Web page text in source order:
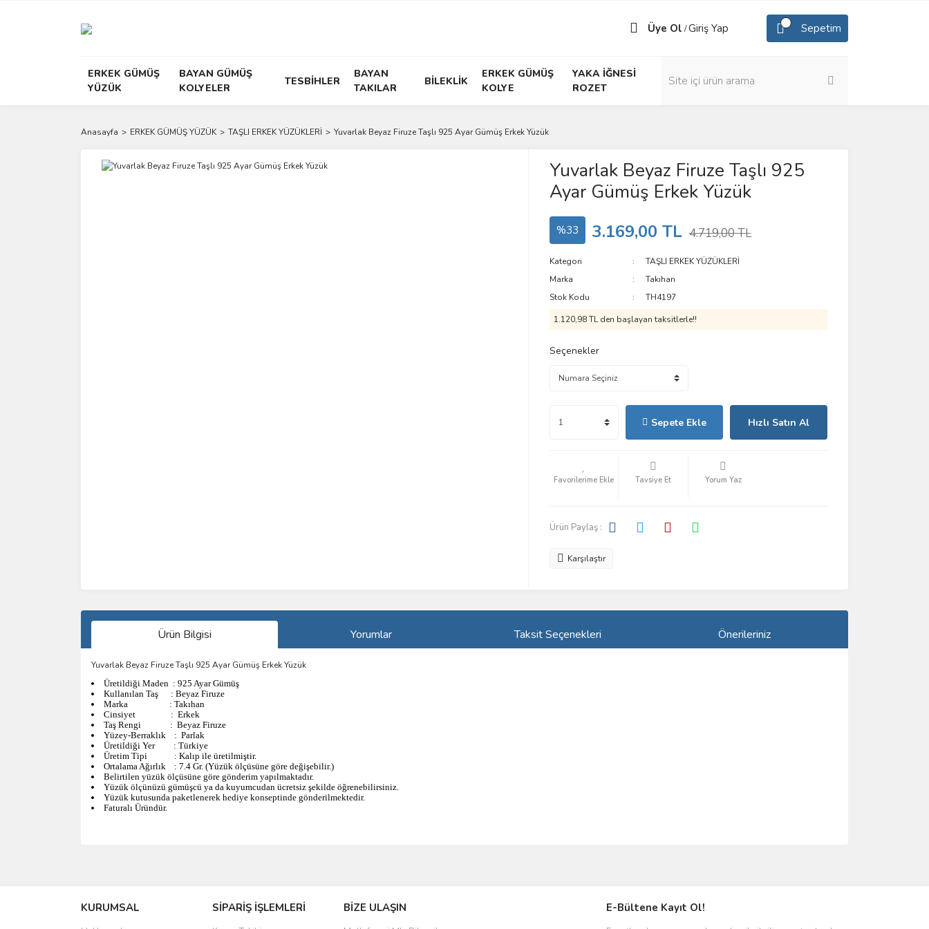
Üye Ol /Giriş Yap Sepetim
ERKEK GÜMÜŞ
YÜZÜK
BAYAN GÜMÜŞ
KOLYELER
TESBİHLER
BAYAN
TAKILAR
BİLEKLİK
ERKEK GÜMÜŞ
KOLYE
YAKA İĞNESİ
ROZET
Anasayfa ERKEK GÜMÜŞ YÜZÜK TAŞLI ERKEK YÜZÜKLERİ Yuvarlak Beyaz Firuze Taşlı 925 Ayar Gümüş Erkek Yüzük
Yuvarlak Beyaz Firuze Taşlı 925
Ayar Gümüş Erkek Yüzük
%33 3.169,00 TL 4.719,00 TL
Kategori
TAŞLI ERKEK YÜZÜKLERİ
Marka
Takıhan
Stok Kodu
TH4197
1.120,98 TL den başlayan taksitlerle!!
Seçenekler
Sepete Ekle Hızlı Satın Al
Tavsiye Et Yorum Yaz
Ürün Paylaş :
Karşılaştır
Ürün Bilgisi Yorumlar Taksit Seçenekleri Önerileriniz
Yuvarlak Beyaz Firuze Taşlı 925 Ayar Gümüş Erkek Yüzük
Üretildiği Maden : 925 Ayar Gümüş
Kullanılan Taş : Beyaz Firuze
Marka : Takıhan
Cinsiyet : Erkek
Taş Rengi : Beyaz Firuze
Yüzey-Berraklık : Parlak
Üretildiği Yer : Türkiye
Üretim Tipi : Kalıp ile üretilmiştir.
Ortalama Ağırlık : 7.4 Gr. (Yüzük ölçüsüne göre değişebilir.)
Belirtilen yüzük ölçüsüne göre gönderim yapılmaktadır.
Yüzük ölçünüzü gümüşcü ya da kuyumcudan ücretsiz şekilde öğrenebilirsiniz.
Yüzük kutusunda paketlenerek hediye konseptinde gönderilmektedir.
Faturalı Üründür.
Ürün resmi kalitesiz, bozuk veya görüntülenemiyor.
KURUMSAL SİPARİŞ İŞLEMLERİ BİZE ULAŞIN E-Bültene Kayıt Ol!